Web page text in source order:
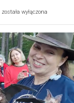
Ekologiczne
–
prawdziwy
skarb
natury
[wideo]
została wyłączona